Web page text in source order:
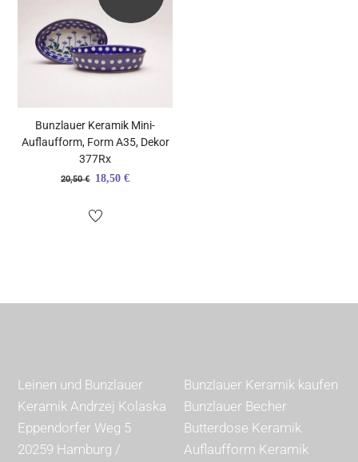
Bunzlauer Keramik Mini-
Auflaufform, Form A35, Dekor
377Rx
20,50€ Ursprünglicher
war:
18,50 €Aktueller
Leinen und Bunzlauer
Keramik Andrzej Kolaska
Eppendorfer Weg 5
20259 Hamburg /
Bunzlauer Keramik kaufen
Bunzlauer Becher
Butterdose Keramik
Auflaufform Keramik